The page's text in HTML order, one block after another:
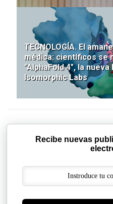
TECNOLOGÍA. El
médica: científicos se
"AlphaFold 4", la
Isomorphic Labs
Recibe nuevas